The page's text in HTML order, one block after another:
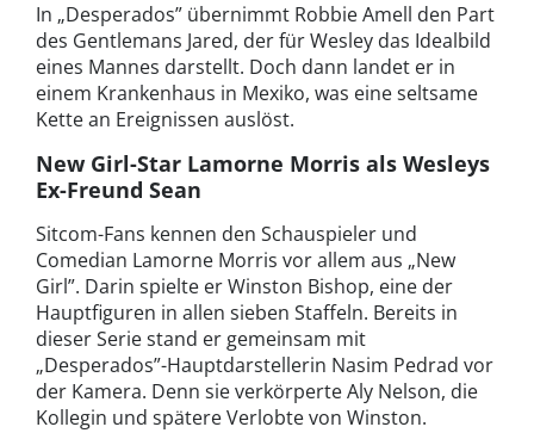
In „Desperados” übernimmt Robbie Amell den Part
des Gentlemans Jared, der für Wesley das Idealbild
eines Mannes darstellt. Doch dann landet er in
einem Krankenhaus in Mexiko, was eine seltsame
Kette an Ereignissen auslöst.
New Girl-Star Lamorne Morris als Wesleys
Ex-Freund Sean
Sitcom-Fans kennen den Schauspieler und
Comedian Lamorne Morris vor allem aus „New
Girl”. Darin spielte er Winston Bishop, eine der
Hauptfiguren in allen sieben Staffeln. Bereits in
dieser Serie stand er gemeinsam mit
„Desperados”-Hauptdarstellerin Nasim Pedrad vor
der Kamera. Denn sie verkörperte Aly Nelson, die
Kollegin und spätere Verlobte von Winston.